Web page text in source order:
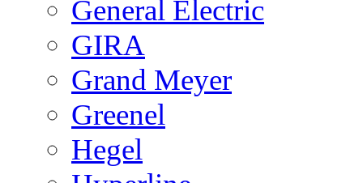
General Electric
GIRA
Grand Meyer
Greenel
Hegel